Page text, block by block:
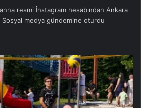
resmi İnstagram hesabından Ankara
Sosyal medya gündemine oturdu